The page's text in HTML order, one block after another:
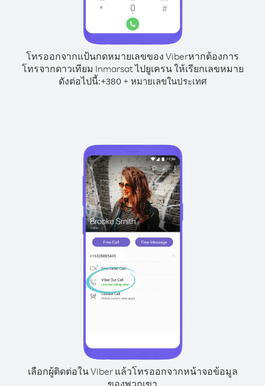
โทรออกจากแป้นกดหมายเลขของ Viberหากต้องการ
โทรจากดาวเทียม Inmarsat ไปยูเครน ให้เรียกเลขหมาย
ดังต่อไปนี้:+380+ หมายเลขในประเทศ
เลือกผู้ติดต่อใน Viber แล้วโทรออกจากหน้าจอข้อมูล
ของพวกเขา